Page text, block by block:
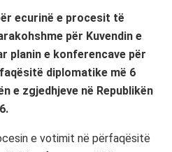
ecurinë e procesit të
për Kuvendin e
planin e konferencave për
diplomatike më 6
e zgjedhjeve në Republikën
e votimit në përfaqësitë